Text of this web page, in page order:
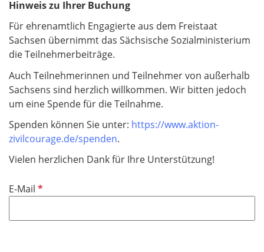
l
Hinweis zu Ihrer Buchung
Für ehrenamtlich Engagierte aus dem Freistaat
Sachsen übernimmt das Sächsische Sozialministerium
die Teilnehmerbeiträge.
Auch Teilnehmerinnen und Teilnehmer von außerhalb
Sachsens sind herzlich willkommen. Wir bitten jedoch
um eine Spende für die Teilnahme.
Spenden können Sie unter: https://www.aktion-
zivilcourage.de/spenden.
Vielen herzlichen Dank für Ihre Unterstützung!
E-Mail P